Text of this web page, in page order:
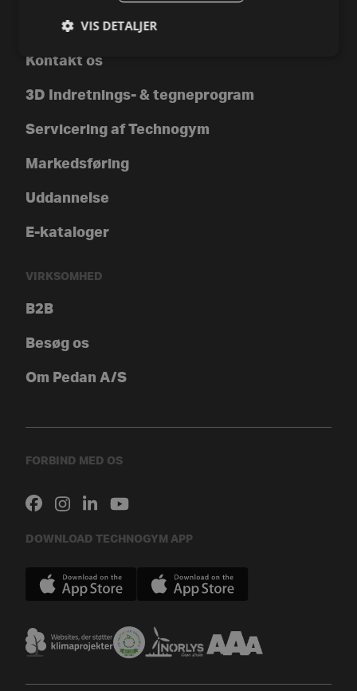
SUPPORT
Kontakt os
3D Indretnings- & tegneprogram
Servicering af Technogym
Markedsføring
Uddannelse
E-kataloger
VIRKSOMHED
B2B
Besøg os
Om Pedan A/S
FORBIND MED OS
DOWNLOAD TECHNOGYM APP
VIS DETALJER